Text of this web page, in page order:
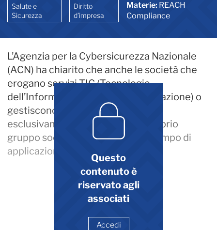
Salute e
Sicurezza
Diritto
d’impresa
Materie: REACH
Compliance
Questo
contenuto è
riservato agli
associati
Accedi
L’Agenzia per la Cybersicurezza Nazionale
(ACN) ha chiarito che anche le società che
erogano servizi TIC (Tecnologie
dell’Informazione e della Comunicazione) o
gestiscono infrastrutture digitali
esclusivamente all’interno del proprio
gruppo societario rientrano nel campo di
applicazione della Direttiva NIS2.